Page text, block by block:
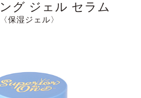
グ ジェル セラム
〈保湿ジェル〉